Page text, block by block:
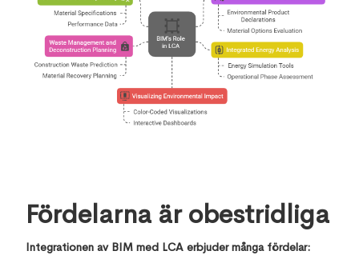
Fördelarna är obestridliga
Integrationen av BIM med LCA erbjuder många fördelar: